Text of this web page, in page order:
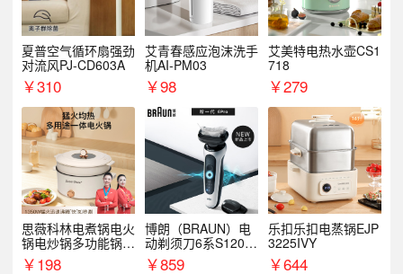
夏普空气循环扇强劲
对流风PJ-CD603A
￥310
艾青春感应泡沫洗手
机AI-PM03
￥98
艾美特电热水壶CS1
718
￥279
思薇科林电煮锅电火
锅电炒锅多功能锅电
热锅泡面小电锅
￥198
博朗（BRAUN）电
动剃须刀6系S1200
S￥859
乐扣乐扣电蒸锅EJP
3225IVY
￥644